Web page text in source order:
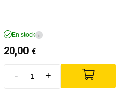
En stock i
20,00 €
- +